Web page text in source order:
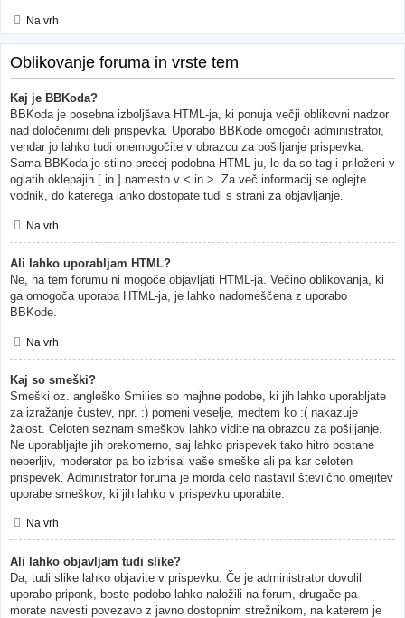
Na vrh
Oblikovanje foruma in vrste tem
Kaj je BBKoda?
BBKoda je posebna izboljšava HTML-ja, ki ponuja večji oblikovni nadzor
nad določenimi deli prispevka. Uporabo BBKode omogoči administrator,
vendar jo lahko tudi onemogočite v obrazcu za pošiljanje prispevka.
Sama BBKoda je stilno precej podobna HTML-ju, le da so tag-i priloženi v
oglatih oklepajih [ in ] namesto v < in >. Za več informacij se oglejte
vodnik, do katerega lahko dostopate tudi s strani za objavljanje.
Na vrh
Ali lahko uporabljam HTML?
Ne, na tem forumu ni mogoče objavljati HTML-ja. Večino oblikovanja, ki
ga omogoča uporaba HTML-ja, je lahko nadomeščena z uporabo
BBKode.
Na vrh
Kaj so smeški?
Smeški oz. angleško Smilies so majhne podobe, ki jih lahko uporabljate
za izražanje čustev, npr. :) pomeni veselje, medtem ko :( nakazuje
žalost. Celoten seznam smeškov lahko vidite na obrazcu za pošiljanje.
Ne uporabljajte jih prekomerno, saj lahko prispevek tako hitro postane
neberljiv, moderator pa bo izbrisal vaše smeške ali pa kar celoten
prispevek. Administrator foruma je morda celo nastavil številčno omejitev
uporabe smeškov, ki jih lahko v prispevku uporabite.
Na vrh
Ali lahko objavljam tudi slike?
Da, tudi slike lahko objavite v prispevku. Če je administrator dovolil
uporabo priponk, boste podobo lahko naložili na forum, drugače pa
morate navesti povezavo z javno dostopnim strežnikom, na katerem je